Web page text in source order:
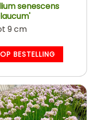
senescens
9 cm
OP BESTELLING